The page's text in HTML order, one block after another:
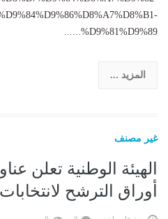
%D9%81%D9%89......
المزيد ...
غير مصنف
الهيئة الوطنية تعلن
أوراق الترشح